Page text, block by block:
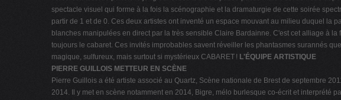
spectacle visuel qui forme à la fois la scénographie et la dramaturgie de cette soirée
partir de 1 et de 0. Ces deux artistes ont inventé un espace mouvant au milieu duquel
blanches manipulées en direct par la très sensible Claire Bardainne. C'est cet alliage à
toujours le cabaret. Ces invités improbables savent réveiller les phantasmes surannés
magique, sulfureux, mais surtout si mystérieux CABARET ! L'ÉQUIPE ARTISTIQUE
PIERRE GUILLOIS METTEUR EN SCÈNE
Pierre Guillois a été artiste associé au Quartz, Scène nationale de Brest de septembre
2014. Il y met en scène notamment en 2014, Bigre, mélo burlesque co-écrit et interprété